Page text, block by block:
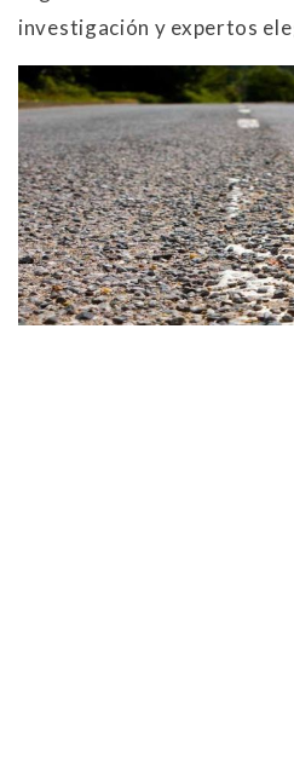
investigación y expertos